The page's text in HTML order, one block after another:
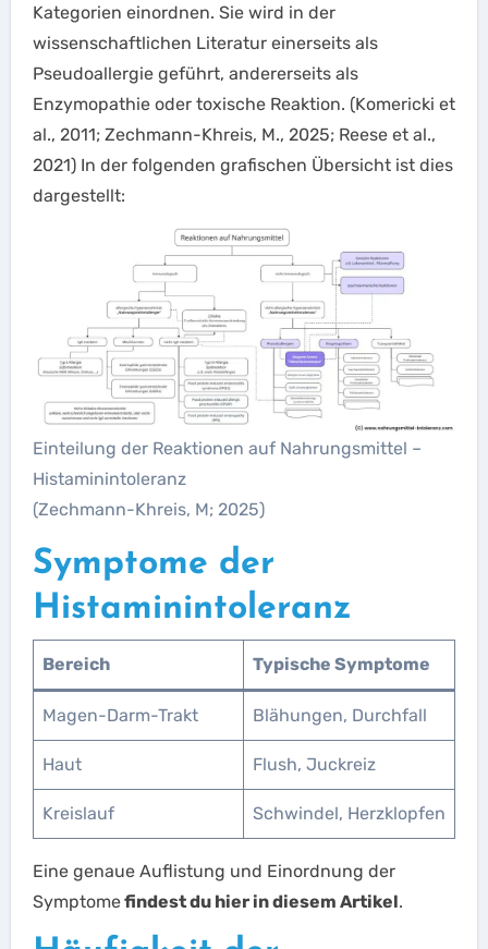
Kategorien einordnen. Sie wird in der
wissenschaftlichen Literatur einerseits als
Pseudoallergie geführt, andererseits als
Enzymopathie oder toxische Reaktion. (Komericki et
al., 2011; Zechmann-Khreis, M., 2025; Reese et al.,
2021) In der folgenden grafischen Übersicht ist dies
dargestellt:
Einteilung der Reaktionen auf Nahrungsmittel –
Histaminintoleranz
(Zechmann-Khreis, M; 2025)
Symptome der
Histaminintoleranz
Bereich Typische Symptome
Magen-Darm-Trakt Blähungen, Durchfall
Haut Flush, Juckreiz
Kreislauf Schwindel, Herzklopfen
Eine genaue Auflistung und Einordnung der
Symptomefindest du hier in diesem Artikel.